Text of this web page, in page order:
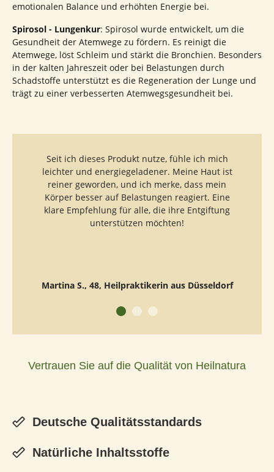
emotionalen Balance und erhöhten Energie bei.
Spirosol - Lungenkur: Spirosol wurde entwickelt, um die
Gesundheit der Atemwege zu fördern. Es reinigt die
Atemwege, löst Schleim und stärkt die Bronchien. Besonders
in der kalten Jahreszeit oder bei Belastungen durch
Schadstoffe unterstützt es die Regeneration der Lunge und
trägt zu einer verbesserten Atemwegsgesundheit bei.
Seit ich dieses Produkt nutze, fühle ich mich
leichter und energiegeladener. Meine Haut ist
reiner geworden, und ich merke, dass mein
Körper besser auf Belastungen reagiert. Eine
klare Empfehlung für alle, die ihre Entgiftung
unterstützen möchten!
Martina S., 48, Heilpraktikerin aus Düsseldorf
Vertrauen Sie auf die Qualität von Heilnatura
Deutsche Qualitätsstandards
Natürliche Inhaltsstoffe